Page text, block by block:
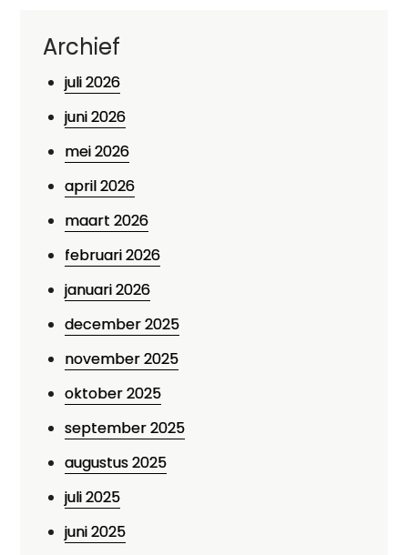
Archief
juli 2026
juni 2026
mei 2026
april 2026
maart 2026
februari 2026
januari 2026
december 2025
november 2025
oktober 2025
september 2025
augustus 2025
juli 2025
juni 2025